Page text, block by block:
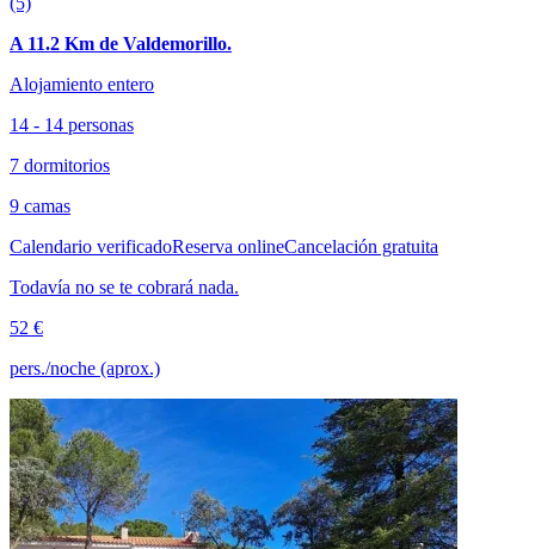
A 11.2 Km de Valdemorillo.
Alojamiento entero
14 - 14 personas
7 dormitorios
9 camas
Calendario verificadoReserva onlineCancelación gratuita
Todavía no se te cobrará nada.
52 €
pers./noche (aprox.)